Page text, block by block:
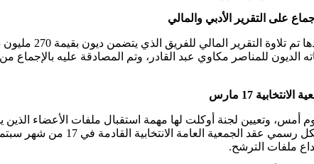
على التقرير الأدبي والمالي
الانتخابية 17 مارس
أمس، وتعيين لجنة أوكلت لها مهمة استقبال ملفات الأعضاء الذين
للجمعية العامة الانتخابية، وذلك برئاسة
ملفات الترشح.